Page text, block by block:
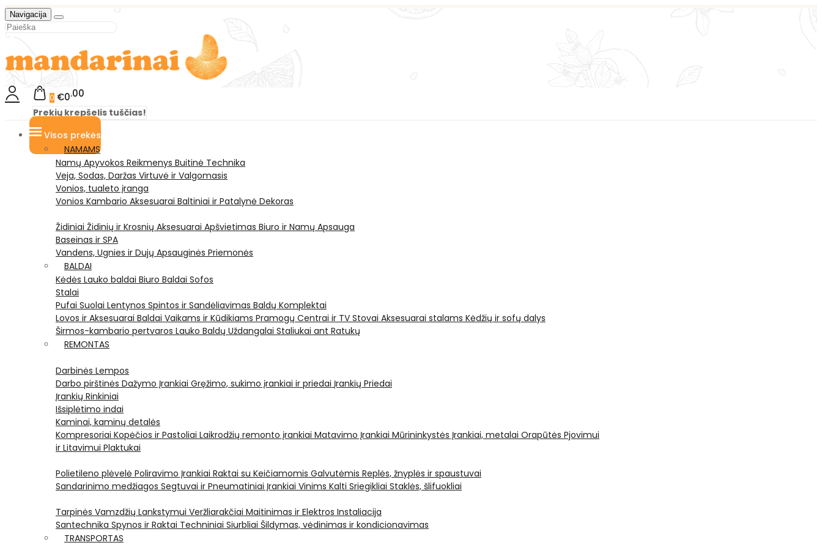
Navigacija
0 €0 00
Prekių krepšelis tuščias!
Visos prekės
NAMAMS
Namų Apyvokos Reikmenys Buitinė Technika
Veja, Sodas, Daržas Virtuvė ir Valgomasis
Vonios, tualeto įranga
Vonios Kambario Aksesuarai Baltiniai ir Patalynė Dekoras
Židiniai Židinių ir Krosnių Aksesuarai Apšvietimas Biuro ir Namų Apsauga
Baseinas ir SPA
Vandens, Ugnies ir Dujų Apsauginės Priemonės
BALDAI
Kėdės Lauko baldai Biuro Baldai Sofos
Stalai
Pufai Suolai Lentynos Spintos ir Sandėliavimas Baldų Komplektai
Lovos ir Aksesuarai Baldai Vaikams ir Kūdikiams Pramogų Centrai ir TV Stovai Aksesuarai stalams Kėdžių ir sofų dalys
Širmos-kambario pertvaros Lauko Baldų Uždangalai Staliukai ant Ratukų
REMONTAS
Darbinės Lempos
Darbo pirštinės Dažymo Įrankiai Gręžimo, sukimo įrankiai ir priedai Įrankių Priedai
Įrankių Rinkiniai
Išsiplėtimo indai
Kaminai, kaminų detalės
Kompresoriai Kopėčios ir Pastoliai Laikrodžių remonto įrankiai Matavimo Įrankiai Mūrininkystės Įrankiai, metalai Orapūtės Pjovimui
ir Litavimui Plaktukai
Polietileno plėvelė Poliravimo Įrankiai Raktai su Keičiamomis Galvutėmis Replės, žnyplės ir spaustuvai
Sandarinimo medžiagos Segtuvai ir Pneumatiniai Įrankiai Vinims Kalti Sriegikliai Staklės, šlifuokliai
Tarpinės Vamzdžių Lankstymui Veržliarakčiai Maitinimas ir Elektros Instaliacija
Santechnika Spynos ir Raktai Techniniai Siurbliai Šildymas, vėdinimas ir kondicionavimas
TRANSPORTAS